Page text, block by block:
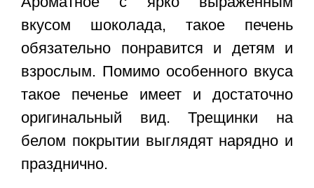
вкусом шоколада, такое печень
обязательно понравится и детям и
взрослым. Помимо особенного вкуса
такое печенье имеет и достаточно
оригинальный вид. Трещинки на
белом покрытии выглядят нарядно и
празднично.